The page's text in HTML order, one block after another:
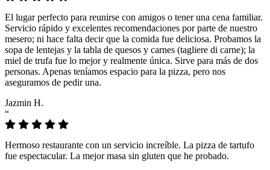
El lugar perfecto para reunirse con amigos o tener una cena familiar.
Servicio rápido y excelentes recomendaciones por parte de nuestro
mesero; ni hace falta decir que la comida fue deliciosa. Probamos la
sopa de lentejas y la tabla de quesos y carnes (tagliere di carne); la
miel de trufa fue lo mejor y realmente única. Sirve para más de dos
personas. Apenas teníamos espacio para la pizza, pero nos
aseguramos de pedir una.
Jazmin H.
“
Hermoso restaurante con un servicio increíble. La pizza de tartufo
fue espectacular. La mejor masa sin gluten que he probado.